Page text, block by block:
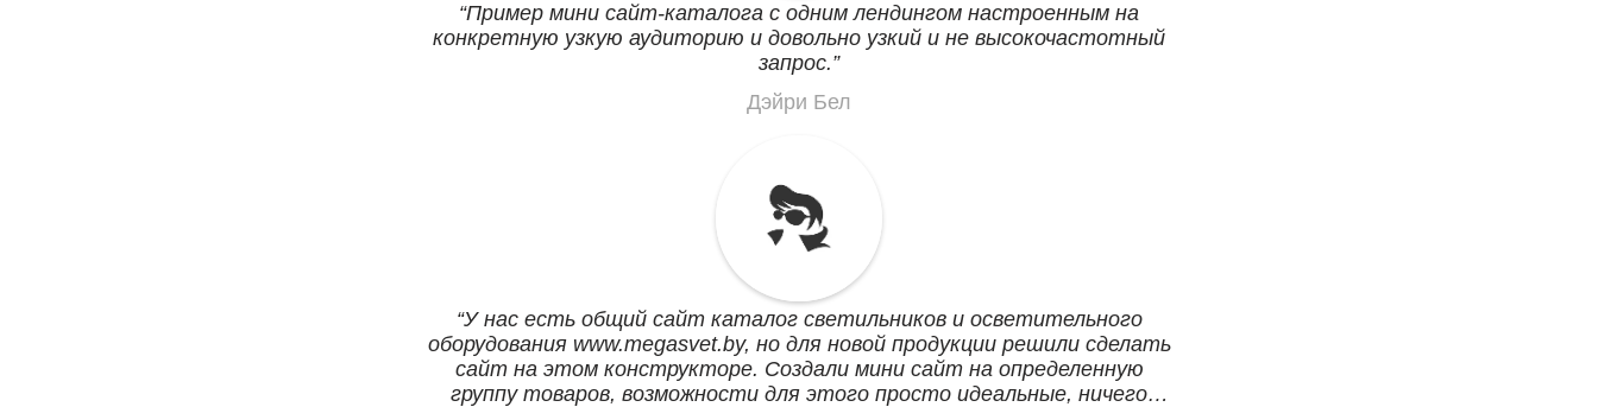
Пример мини сайт-каталога с одним лендингом настроенным на
конкретную узкую аудиторию и довольно узкий и не высокочастотный
запрос.
Дэйри Бел
У нас есть общий сайт каталог светильников и осветительного
оборудования www.megasvet.by, но для новой продукции решили сделать
сайт на этом конструкторе. Создали мини сайт на определенную
группу товаров, возможности для этого просто идеальные, ничего